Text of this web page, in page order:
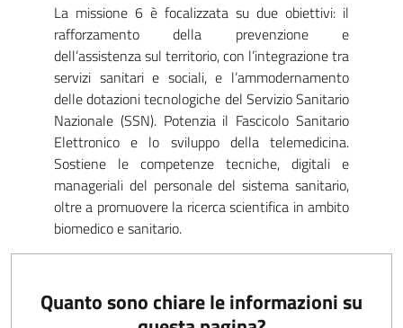
La missione 6 è focalizzata su due obiettivi: il
rafforzamento della prevenzione e
dell’assistenza sul territorio, con l’integrazione tra
servizi sanitari e sociali, e l’ammodernamento
delle dotazioni tecnologiche del Servizio Sanitario
Nazionale (SSN). Potenzia il Fascicolo Sanitario
Elettronico e lo sviluppo della telemedicina.
Sostiene le competenze tecniche, digitali e
manageriali del personale del sistema sanitario,
oltre a promuovere la ricerca scientifica in ambito
biomedico e sanitario.
Quanto sono chiare le informazioni su